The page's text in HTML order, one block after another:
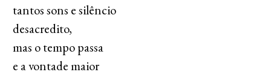
tantos sons e silêncio
desacredito,
mas o tempo passa
e a vontade maior